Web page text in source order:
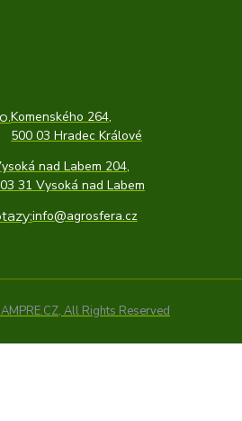
Komenského 264,
500 03 Hradec Králové
nad Labem 204,
31 Vysoká nad Labem
info@agrosfera.cz
All Rights Reserved